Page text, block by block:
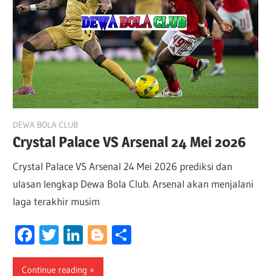
May 23, 2026
DEWA BOLA CLUB
Crystal Palace VS Arsenal 24 Mei 2026
Crystal Palace VS Arsenal 24 Mei 2026 prediksi dan
ulasan lengkap Dewa Bola Club. Arsenal akan menjalani
laga terakhir musim
Facebook
Twitter
LinkedIn
Blogger
Continue reading